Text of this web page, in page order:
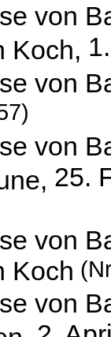
von
Koch,
von
von
25.
von
Koch
von